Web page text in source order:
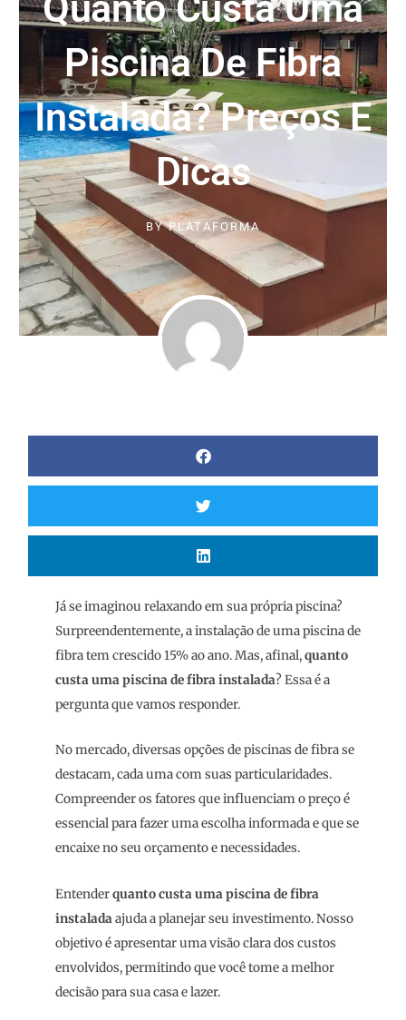
Piscina De Fibra
Instalada? Preços E
Dicas
BYPLATAFORMA
Já se imaginou relaxando em sua própria piscina?
Surpreendentemente, a instalação de uma piscina de
fibra tem crescido 15% ao ano. Mas, afinal,quanto
custa uma piscina de fibra instalada? Essa é a
pergunta que vamos responder.
No mercado, diversas opções de piscinas de fibra se
destacam, cada uma com suas particularidades.
Compreender os fatores que influenciam o preço é
essencial para fazer uma escolha informada e que se
encaixe no seu orçamento e necessidades.
Entenderquanto custa uma piscina de fibra
instaladaajuda a planejar seu investimento. Nosso
objetivo é apresentar uma visão clara dos custos
envolvidos, permitindo que você tome a melhor
decisão para sua casa e lazer.